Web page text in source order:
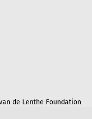
de Lenthe Foundation